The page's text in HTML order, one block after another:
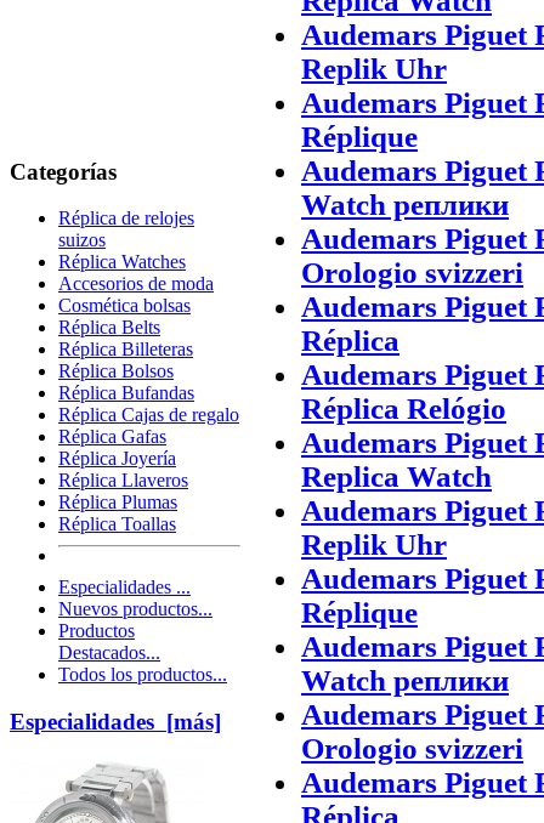
Categorías
Réplica de relojes
suizos
Réplica Watches
Accesorios de moda
Cosmética bolsas
Réplica Belts
Réplica Billeteras
Réplica Bolsos
Réplica Bufandas
Réplica Cajas de regalo
Réplica Gafas
Réplica Joyería
Réplica Llaveros
Réplica Plumas
Réplica Toallas
Especialidades ...
Nuevos productos...
Productos
Destacados...
Todos los productos...
Especialidades [más]
Audemars Piguet
Replik Uhr
Audemars Piguet
Réplique
Audemars
Watch реплики
Audemars Piguet
Orologio svizzeri
Audemars Piguet
Réplica
Audemars Piguet
Réplica Relógio
Audemars Piguet
Replica Watch
Audemars Piguet
Replik Uhr
Audemars Piguet
Réplique
Audemars
Watch реплики
Audemars Piguet
Orologio svizzeri
Audemars Piguet
Réplica